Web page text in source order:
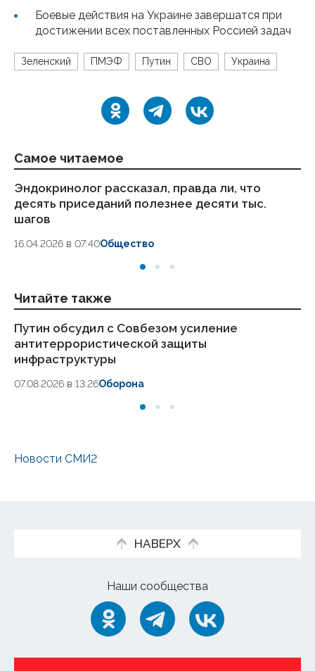
Боевые действия на Украине завершатся при
достижении всех поставленных Россией задач
Зеленский ПМЭФ Путин СВО Украина
Самое читаемое
Эндокринолог рассказал, правда ли, что
десять приседаний полезнее десяти тыс.
шагов
16.04.2026 в 07:40Общество
Читайте также
Путин обсудил с Совбезом усиление
антитеррористической защиты
инфраструктуры
07.08.2026 в 13:26Оборона
Новости СМИ2
НАВЕРХ
Наши сообщества